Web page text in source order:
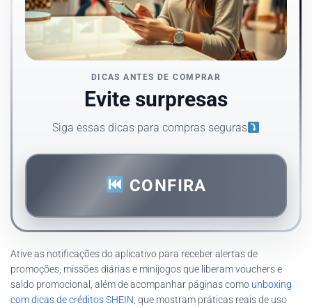
DICAS ANTES DE COMPRAR
Evite surpresas
Siga essas dicas para compras seguras
CONFIRA
Ative as notificações do aplicativo para receber alertas de
promoções, missões diárias e minijogos que liberam vouchers e
saldo promocional, além de acompanhar páginas como unboxing
com dicas de créditos SHEIN , que mostram práticas reais de uso